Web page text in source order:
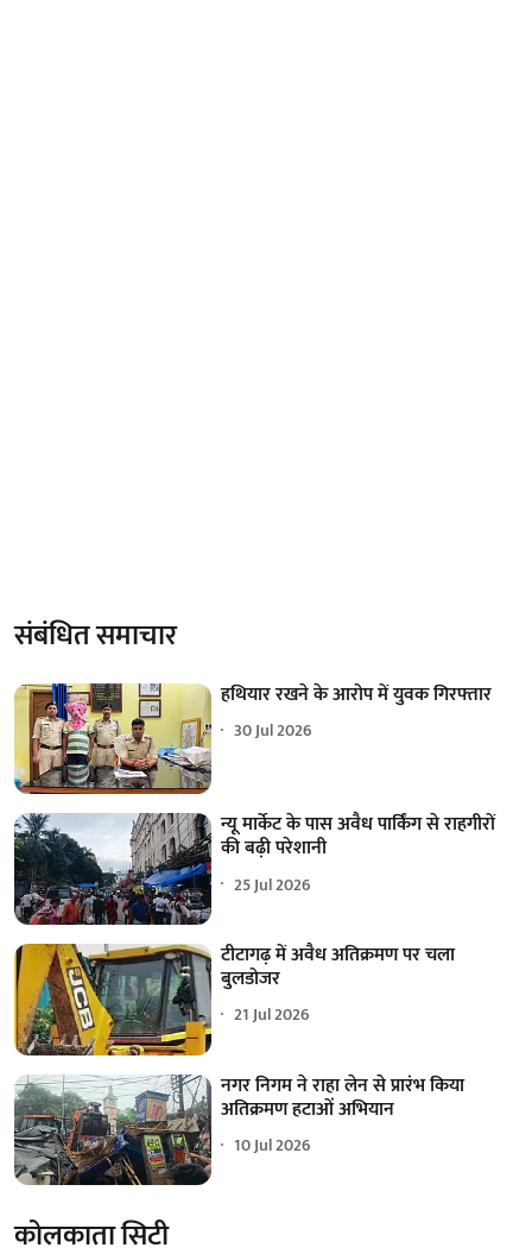
संबंधित समाचार
हथियार रखने के आरोप में युवक गिरफ्तार
30 Jul 2026
न्यू मार्केट के पास अवैध पार्किंग से राहगीरों
की बढ़ी परेशानी
25 Jul 2026
टीटागढ़ में अवैध अतिक्रमण पर चला
बुलडोजर
21 Jul 2026
नगर निगम ने राहा लेन से प्रारंभ किया
अतिक्रमण हटाओं अभियान
10 Jul 2026
कोलकाता सिटी